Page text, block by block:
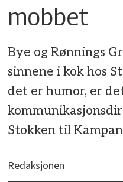
mobbet
Bye og Rønnings
sinnene i kok hos
det er humor, er
Stokken til
Redaksjonen